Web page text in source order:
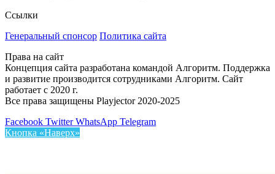
Ссылки
Генеральный спонсор Политика сайта
Права на сайт
Концепция сайта разработана командой Алгоритм. Поддержка
и развитие производится сотрудниками Алгоритм. Сайт
работает с 2020 г.
Все права защищены Playjector 2020-2025
Facebook Twitter WhatsApp Telegram
Кнопка «Наверх»